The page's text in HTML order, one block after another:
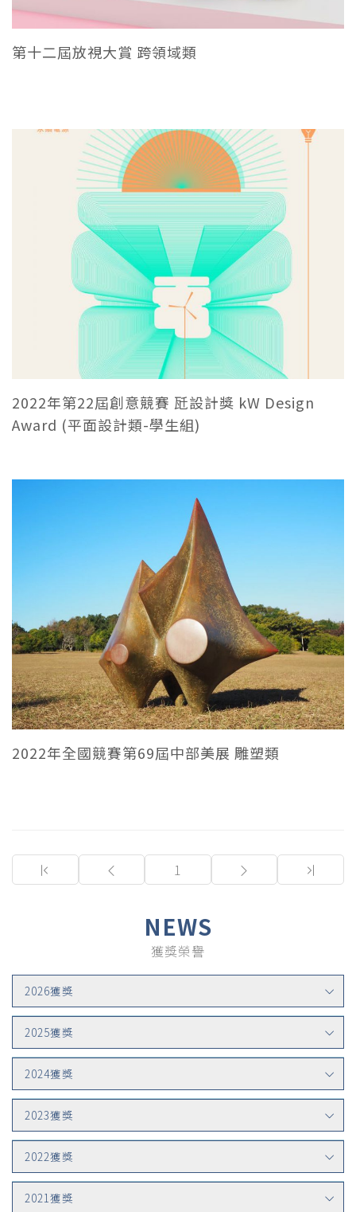
NEWS
獲獎榮譽
2026獲獎
2025獲獎
2024獲獎
2023獲獎
2022獲獎
2021獲獎
第十二屆放視大賞 跨領域類
2022年第22屆創意競賽 瓩設計獎 kW Design
Award (平面設計類-學生組)
2022年全國競賽第69屆中部美展 雕塑類
1